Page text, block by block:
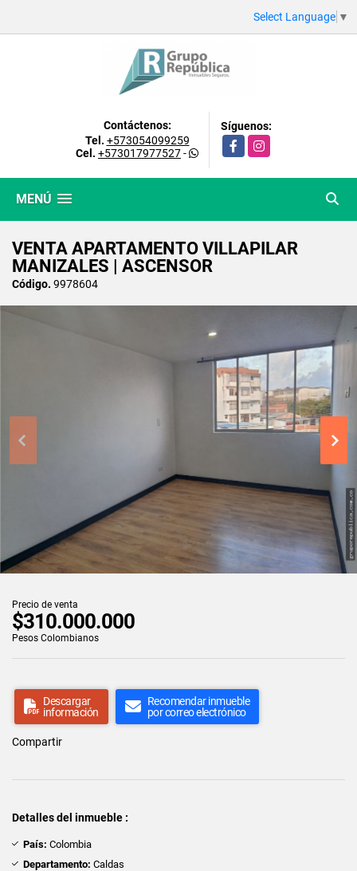
Select Language ▼
Contáctenos:
Tel. +573054099259
Cel. +573017977527-
Síguenos:
FacebookInstagram
MENÚ
VENTA APARTAMENTO VILLAPILAR
MANIZALES | ASCENSOR
Código. 9978604
Precio de venta
$310.000.000
Pesos Colombianos
Descargar
información
Recomendar inmueble
por correo electrónico
Compartir
Detalles del inmueble :
País: Colombia
Departamento: Caldas